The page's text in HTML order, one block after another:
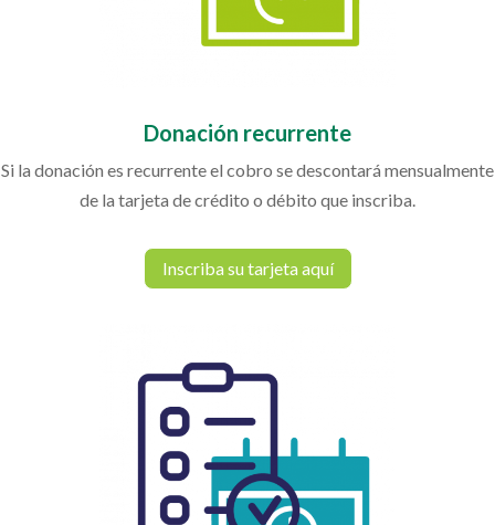
Donación recurrente
Si la donación es recurrente el cobro se descontará mensualmente
de la tarjeta de crédito o débito que inscriba.
Inscriba su tarjeta aquí